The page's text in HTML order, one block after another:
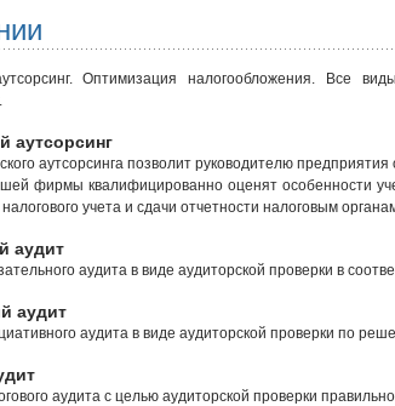
Оптимизация налогообложения. Все
аутсорсинг
аутсорсинга позволит руководителю
фирмы квалифицированно оценят особенности
налогового учета и сдачи отчетности налоговым
аудит
аудита в виде аудиторской проверки в
аудит
аудита в виде аудиторской проверки по
аудита с целью аудиторской проверки